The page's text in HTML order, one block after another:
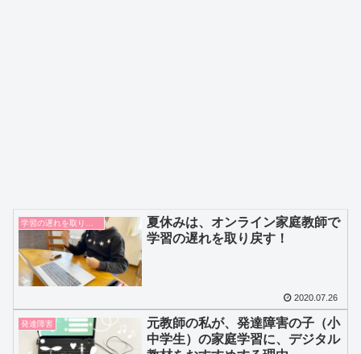
夏休みは、オンライン家庭教師で
学習の遅れを取り戻す！
2020.07.26
発達障害
元教師の私が、発達障害の子（小
中学生）の家庭学習に、デジタル